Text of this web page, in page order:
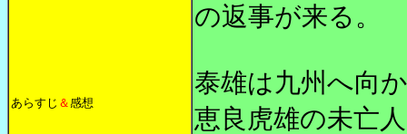
あらすじ ＆感想
の返事が来る。
泰雄は九州へ向
恵良虎雄の未亡